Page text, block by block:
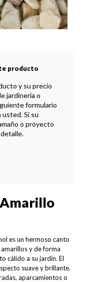
producto
y su precio
jardinería o
formulario
Si su
o proyecto
es un hermoso canto
y de forma
cálido a su jardín. El
suave y brillante.
aparcamientos o